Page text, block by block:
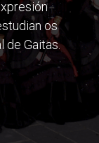
os
de Gaitas.